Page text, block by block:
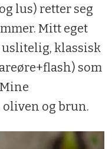
lus) retter seg
Mitt eget
uslitelig, klassisk
som
og brun.